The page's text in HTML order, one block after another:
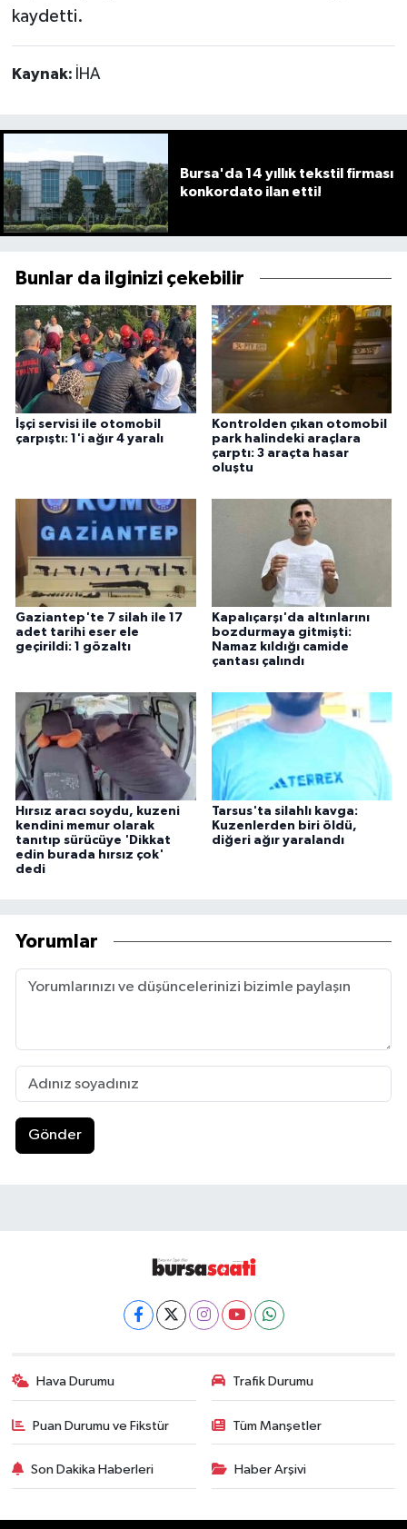
kaydetti.
Kaynak: İHA
Bursa'da 14 yıllık tekstil firması
konkordato ilan etti!
Bunlar da ilginizi çekebilir
İşçi servisi ile otomobil
çarpıştı: 1'i ağır 4 yaralı
Kontrolden çıkan otomobil
park halindeki araçlara
çarptı: 3 araçta hasar
oluştu
Gaziantep'te 7 silah ile 17
adet tarihi eser ele
geçirildi: 1 gözaltı
Kapalıçarşı'da altınlarını
bozdurmaya gitmişti:
Namaz kıldığı camide
çantası çalındı
Hırsız aracı soydu, kuzeni
kendini memur olarak
tanıtıp sürücüye 'Dikkat
edin burada hırsız çok'
dedi
Tarsus'ta silahlı kavga:
Kuzenlerden biri öldü,
diğeri ağır yaralandı
Yorumlar
Gönder
Hava Durumu Trafik Durumu
Puan Durumu ve Fikstür Tüm Manşetler
Son Dakika Haberleri Haber Arşivi